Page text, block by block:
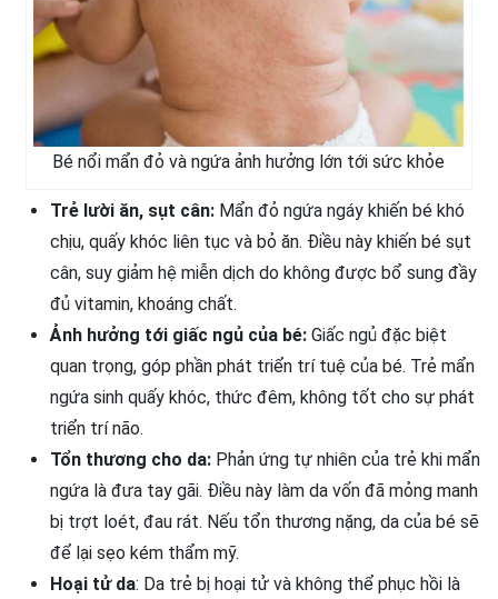
Bé nổi mẩn đỏ và ngứa ảnh hưởng lớn tới sức khỏe
Trẻ lười ăn, sụt cân: Mẩn đỏ ngứa ngáy khiến bé khó
chịu, quấy khóc liên tục và bỏ ăn. Điều này khiến bé sụt
cân, suy giảm hệ miễn dịch do không được bổ sung đầy
đủ vitamin, khoáng chất.
Ảnh hưởng tới giấc ngủ của bé: Giấc ngủ đặc biệt
quan trọng, góp phần phát triển trí tuệ của bé. Trẻ mẩn
ngứa sinh quấy khóc, thức đêm, không tốt cho sự phát
triển trí não.
Tổn thương cho da: Phản ứng tự nhiên của trẻ khi mẩn
ngứa là đưa tay gãi. Điều này làm da vốn đã mỏng manh
bị trợt loét, đau rát. Nếu tổn thương nặng, da của bé sẽ
để lại sẹo kém thẩm mỹ.
Hoại tử da: Da trẻ bị hoại tử và không thể phục hồi là